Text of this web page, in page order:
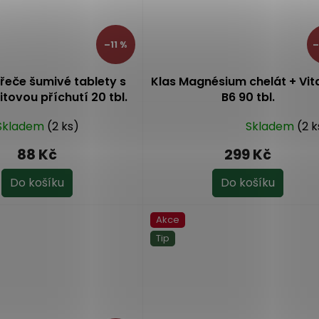
–11 %
šumivé tablety s
příchutí 20 tbl.
(2 ks)
88 Kč
Do košíku
Klas Magnésium chelát +
B6 90 tbl.
5
hvězdiček.
Skladem (2
299 Kč
Do košíku
Akce
Tip